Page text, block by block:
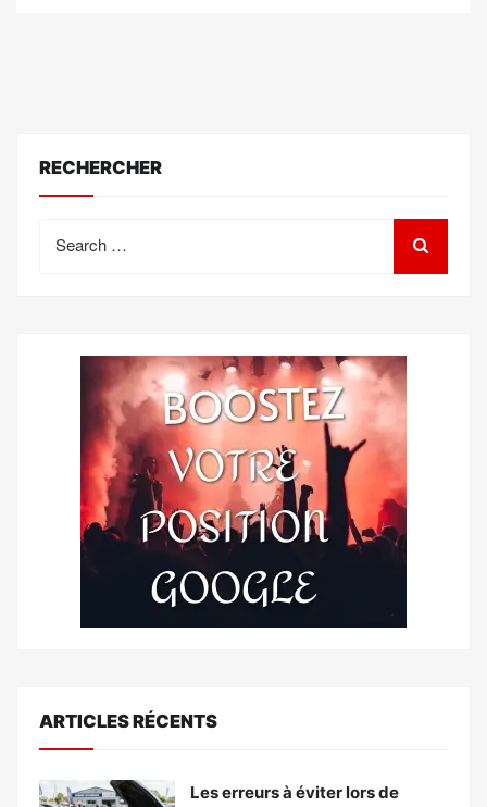
RECHERCHER
for:
ARTICLES RÉCENTS
Les erreurs à éviter lors de